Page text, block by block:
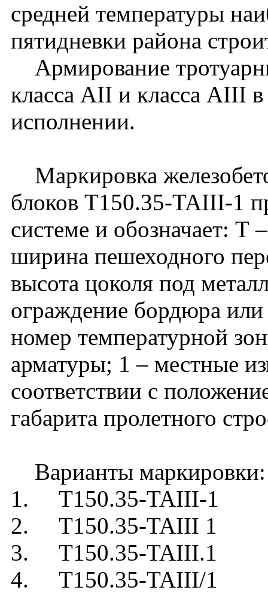
средней температуры
пятидневки района
Армирование
класса АII и класса АIII
исполнении.
Маркировка
блоков Т150.35-TAIII-1
системе и обозначает: Т
ширина пешеходного
высота цоколя под
ограждение бордюра
номер температурной
арматуры; 1 – местные
соответствии с
габарита пролетного
Варианты маркировки:
1. Т150.35-TAIII-1
2. Т150.35-TAIII 1
3. Т150.35-TAIII.1
4. Т150.35-TAIII/1